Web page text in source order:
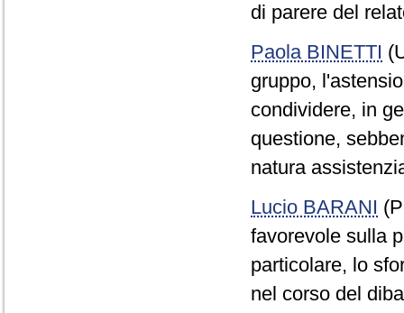
di parere del
Paola BINETTI
gruppo,
condividere, in
questione,
natura
Lucio BARANI
favorevole sulla
particolare, lo
nel corso del